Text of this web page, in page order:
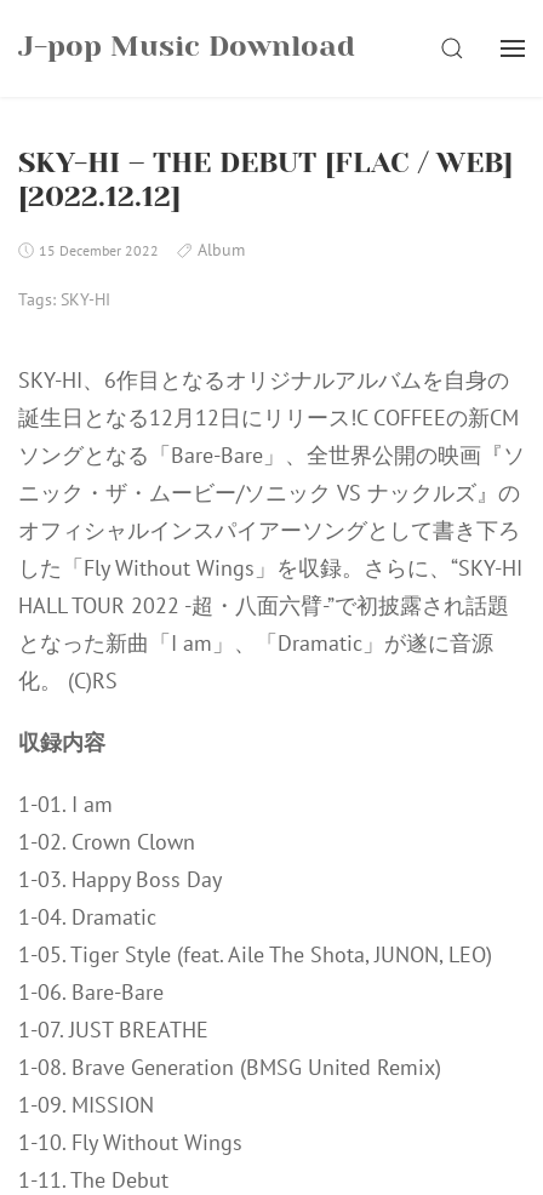
J-pop Music Download SEARCH
SKY-HI – THE DEBUT [FLAC / WEB]
[2022.12.12]
15 December 2022 Album
Tags: SKY-HI
SKY-HI、6作目となるオリジナルアルバムを自身の
誕生日となる12月12日にリリース!C COFFEEの新CM
ソングとなる「Bare-Bare」、全世界公開の映画『ソ
ニック・ザ・ムービー/ソニック VS ナックルズ』の
オフィシャルインスパイアーソングとして書き下ろ
した「Fly Without Wings」を収録。さらに、“SKY-HI
HALL TOUR 2022 -超・八面六臂-”で初披露され話題
となった新曲「I am」、「Dramatic」が遂に音源
化。 (C)RS
収録内容
1-01. I am
1-02. Crown Clown
1-03. Happy Boss Day
1-04. Dramatic
1-05. Tiger Style (feat. Aile The Shota, JUNON, LEO)
1-06. Bare-Bare
1-07. JUST BREATHE
1-08. Brave Generation (BMSG United Remix)
1-09. MISSION
1-10. Fly Without Wings
1-11. The Debut